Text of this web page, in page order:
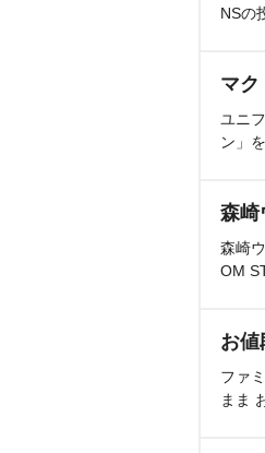
NSの
マク
ユニ
ン」
森崎
森崎
OM
お値
ファ
まま